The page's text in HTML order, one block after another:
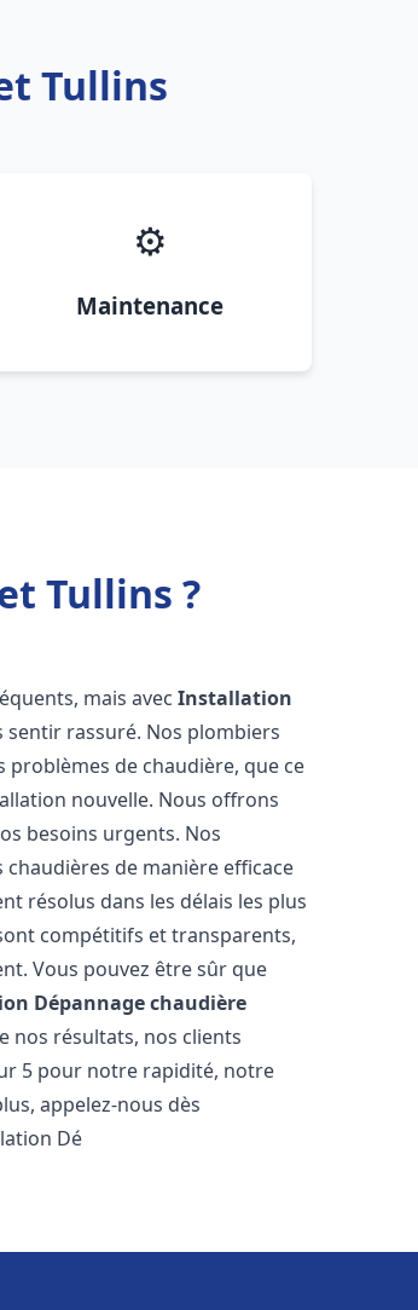
Tullins
⚙️
Maintenance
Tullins ?
mais avecInstallation
sentir rassuré. Nos plombiers
de chaudière, que ce
nouvelle. Nous offrons
besoins urgents. Nos
de manière efficace
résolus dans les délais les plus
compétitifs et transparents,
Vous pouvez être sûr que
Dépannage chaudière
nos résultats, nos clients
5 pour notre rapidité, notre
appelez-nous dès
Dé